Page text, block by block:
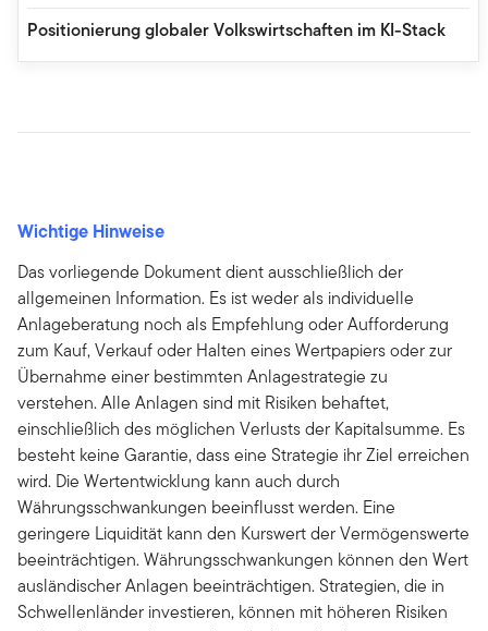
Positionierung globaler Volkswirtschaften im KI-Stack
Wichtige Hinweise
Das vorliegende Dokument dient ausschließlich der
allgemeinen Information. Es ist weder als individuelle
Anlageberatung noch als Empfehlung oder Aufforderung
zum Kauf, Verkauf oder Halten eines Wertpapiers oder zur
Übernahme einer bestimmten Anlagestrategie zu
verstehen. Alle Anlagen sind mit Risiken behaftet,
einschließlich des möglichen Verlusts der Kapitalsumme. Es
besteht keine Garantie, dass eine Strategie ihr Ziel erreichen
wird. Die Wertentwicklung kann auch durch
Währungsschwankungen beeinflusst werden. Eine
geringere Liquidität kann den Kurswert der Vermögenswerte
beeinträchtigen. Währungsschwankungen können den Wert
ausländischer Anlagen beeinträchtigen. Strategien, die in
Schwellenländer investieren, können mit höheren Risiken